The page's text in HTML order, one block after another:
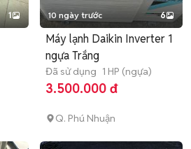
1 10 ngày trước 6
Máy lạnh Daikin Inverter 1
ngựa Trắng
Đã sử dụng 1 HP (ngựa)
3.500.000 đ
Q. Phú Nhuận